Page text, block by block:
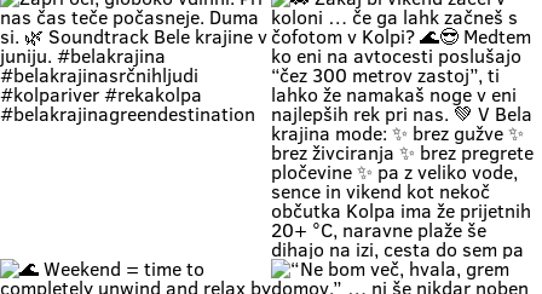
Zapri oči, globoko vdihni. Pri nas
🚗 Zakaj bi vikend začel v koloni …